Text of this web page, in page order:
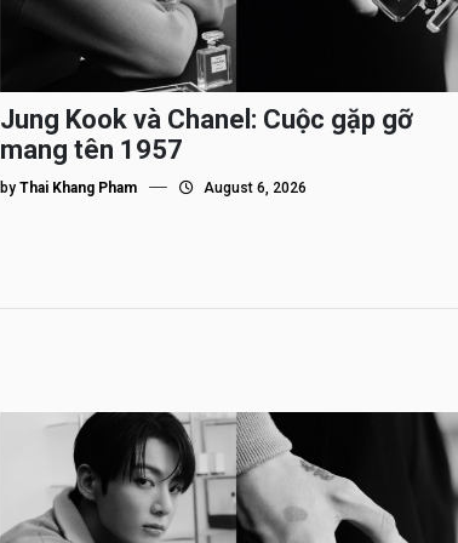
Jung Kook và Chanel: Cuộc gặp gỡ
mang tên 1957
by Thai Khang Pham August 6, 2026